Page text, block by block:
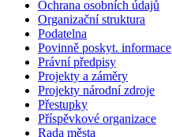
Ochrana osobních údajů
Organizační struktura
Podatelna
Povinně poskyt. informace
Právní předpisy
Projekty a záměry
Projekty národní zdroje
Přestupky
Příspěvkové organizace
Rada města